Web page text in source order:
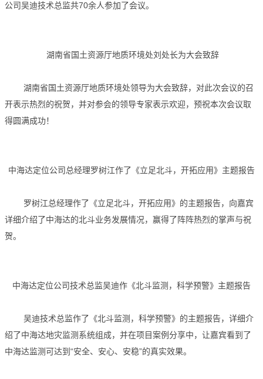
公司吴迪技术总监共70余人参加了会议。
湖南省国土资源厅地质环境处刘处长为大会致辞
湖南省国土资源厅地质环境处领导为大会致辞，对此次会议的召
开表示热烈的祝贺，并对参会的领导专家表示欢迎，预祝本次会议取
得圆满成功！
中海达定位公司总经理罗树江作了《立足北斗，开拓应用》主题报告
罗树江总经理作了《立足北斗，开拓应用》的主题报告，向嘉宾
详细介绍了中海达的北斗业务发展情况，赢得了阵阵热烈的掌声与祝
贺。
中海达定位公司技术总监吴迪作《北斗监测，科学预警》主题报告
吴迪技术总监作了《北斗监测，科学预警》的主题报告，详细介
绍了中海达地灾监测系统组成，并在项目案例分享中，让嘉宾看到了
中海达监测可达到“安全、安心、安稳”的真实效果。